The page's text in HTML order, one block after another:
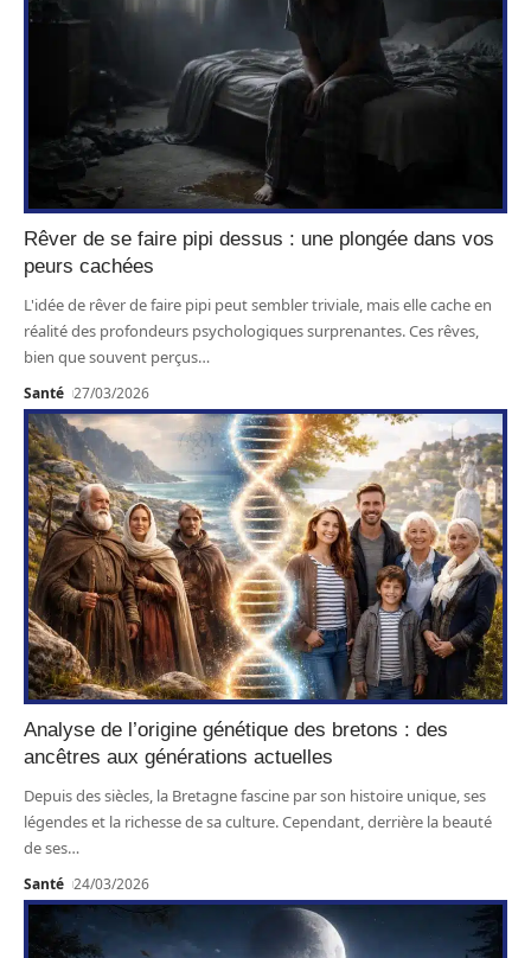
Rêver de se faire pipi dessus : une plongée dans vos
peurs cachées
L'idée de rêver de faire pipi peut sembler triviale, mais elle cache en
réalité des profondeurs psychologiques surprenantes. Ces rêves,
bien que souvent perçus…
Santé 27/03/2026
Analyse de l’origine génétique des bretons : des
ancêtres aux générations actuelles
Depuis des siècles, la Bretagne fascine par son histoire unique, ses
légendes et la richesse de sa culture. Cependant, derrière la beauté
de ses…
Santé 24/03/2026